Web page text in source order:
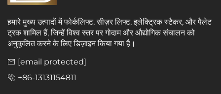
हमारे मुख्य उत्पादों में फोर्कलिफ्ट, सीज़र लिफ्ट, इलेक्ट्रिक स्टैकर, और पैलेट
ट्रक शामिल हैं, जिन्हें विश्व स्तर पर गोदाम और औद्योगिक संचालन को
अनुकूलित करने के लिए डिज़ाइन किया गया है।
[email protected]
+86-13131154811